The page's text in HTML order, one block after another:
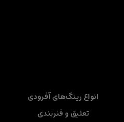
انواع رینگ‌های آفرودی
تعلیق و فنربندی